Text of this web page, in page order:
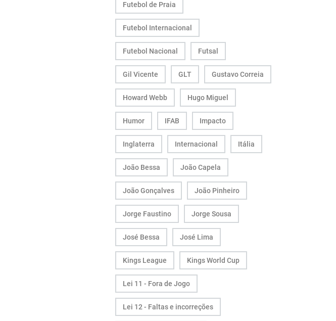
Futebol de Praia
Futebol Internacional
Futebol Nacional Futsal
Gil Vicente GLT Gustavo Correia
Howard Webb Hugo Miguel
Humor IFAB Impacto
Inglaterra Internacional Itália
João Bessa João Capela
João Gonçalves João Pinheiro
Jorge Faustino Jorge Sousa
José Bessa José Lima
Kings League Kings World Cup
Lei 11 - Fora de Jogo
Lei 12 - Faltas e incorreções